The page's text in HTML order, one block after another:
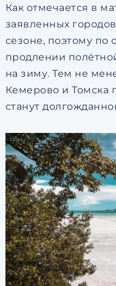
Как отмечается в
заявленных
сезоне, поэтому по
продлении
на зиму. Тем не
Кемерово и Томска
станут